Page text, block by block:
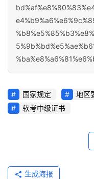
国家规定 地区
软考中级证书
生成海报